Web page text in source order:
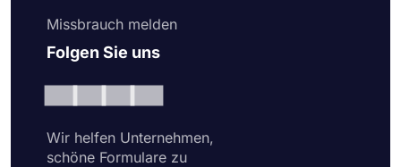
Missbrauch melden
Folgen Sie uns
Wir helfen Unternehmen,
schöne Formulare zu